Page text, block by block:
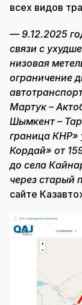
всех видов
— 9.12.2025
связи с
низовая
ограничение
Мартук –
Шымкент –
граница КНР»
Кордай» от
до села
через старый
сайте